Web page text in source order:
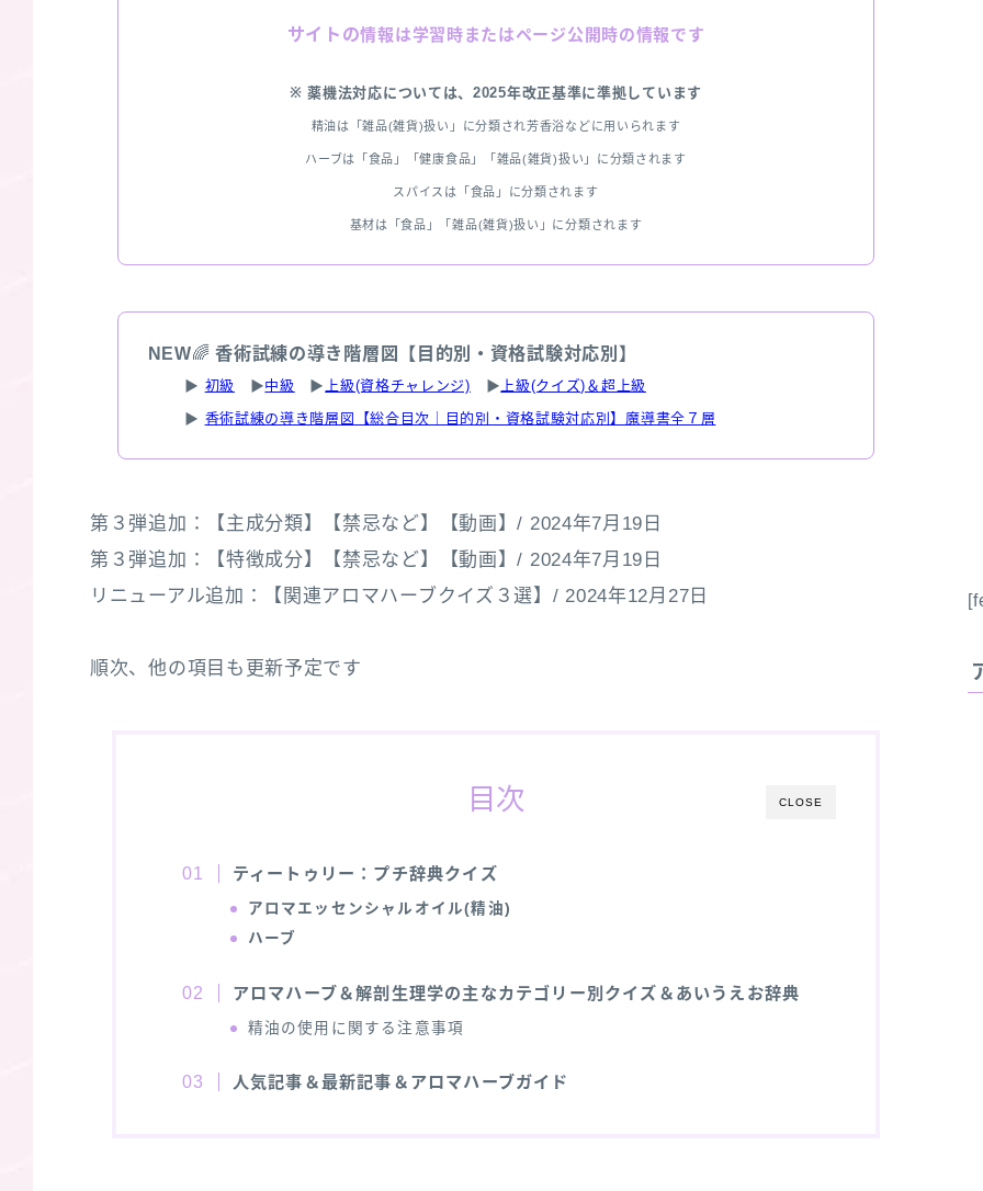
サイトの情報は学習時またはページ公開時の情報です
※ 薬機法対応については、2025年改正基準に準拠しています
精油は「雑品(雑貨)扱い」に分類され芳香浴などに用いられます
ハーブは「食品」「健康食品」「雑品(雑貨)扱い」に分類されます
スパイスは「食品」に分類されます
基材は「食品」「雑品(雑貨)扱い」に分類されます
NEW🌈香術試練の導き階層図【目的別・資格試験対応別】
▶ 初級 ▶中級 ▶ 上級(資格チャレンジ) ▶ 上級(クイズ)＆超上級
▶ 香術試練の導き階層図【総合目次｜目的別・資格試験対応別】魔導書全７層
第３弾追加：【主成分類】【禁忌など】【動画】/ 2024年7月19日
第３弾追加：【特徴成分】【禁忌など】【動画】/ 2024年7月19日
リニューアル追加：【関連アロマハーブクイズ３選】/ 2024年12月27日
順次、他の項目も更新予定です
CLOSE
目次
ティートゥリー：プチ辞典クイズ
アロマエッセンシャルオイル(精油)
ハーブ
アロマハーブ＆解剖生理学の主なカテゴリー別クイズ＆あいうえお辞典
精油の使用に関する注意事項
人気記事＆最新記事＆アロマハーブガイド